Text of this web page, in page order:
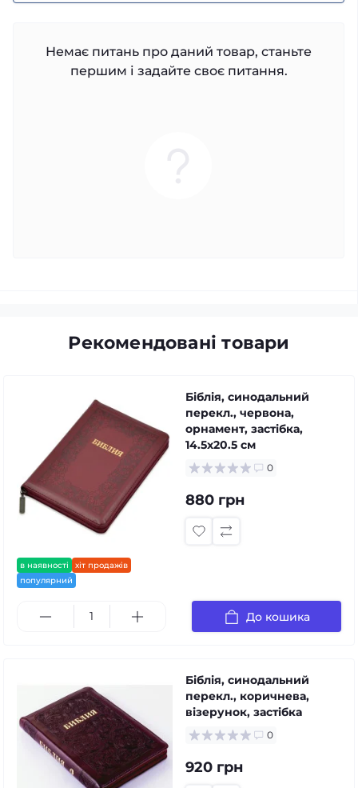
Немає питань про даний товар, станьте
першим і задайте своє питання.
Рекомендовані товари
в наявності
хіт продажів
популярний
Біблія, синодальний
перекл., червона,
орнамент, застібка,
14.5x20.5 см
0
880 грн
До кошика
Біблія, синодальний
перекл., коричнева,
візерунок, застібка
0
920 грн